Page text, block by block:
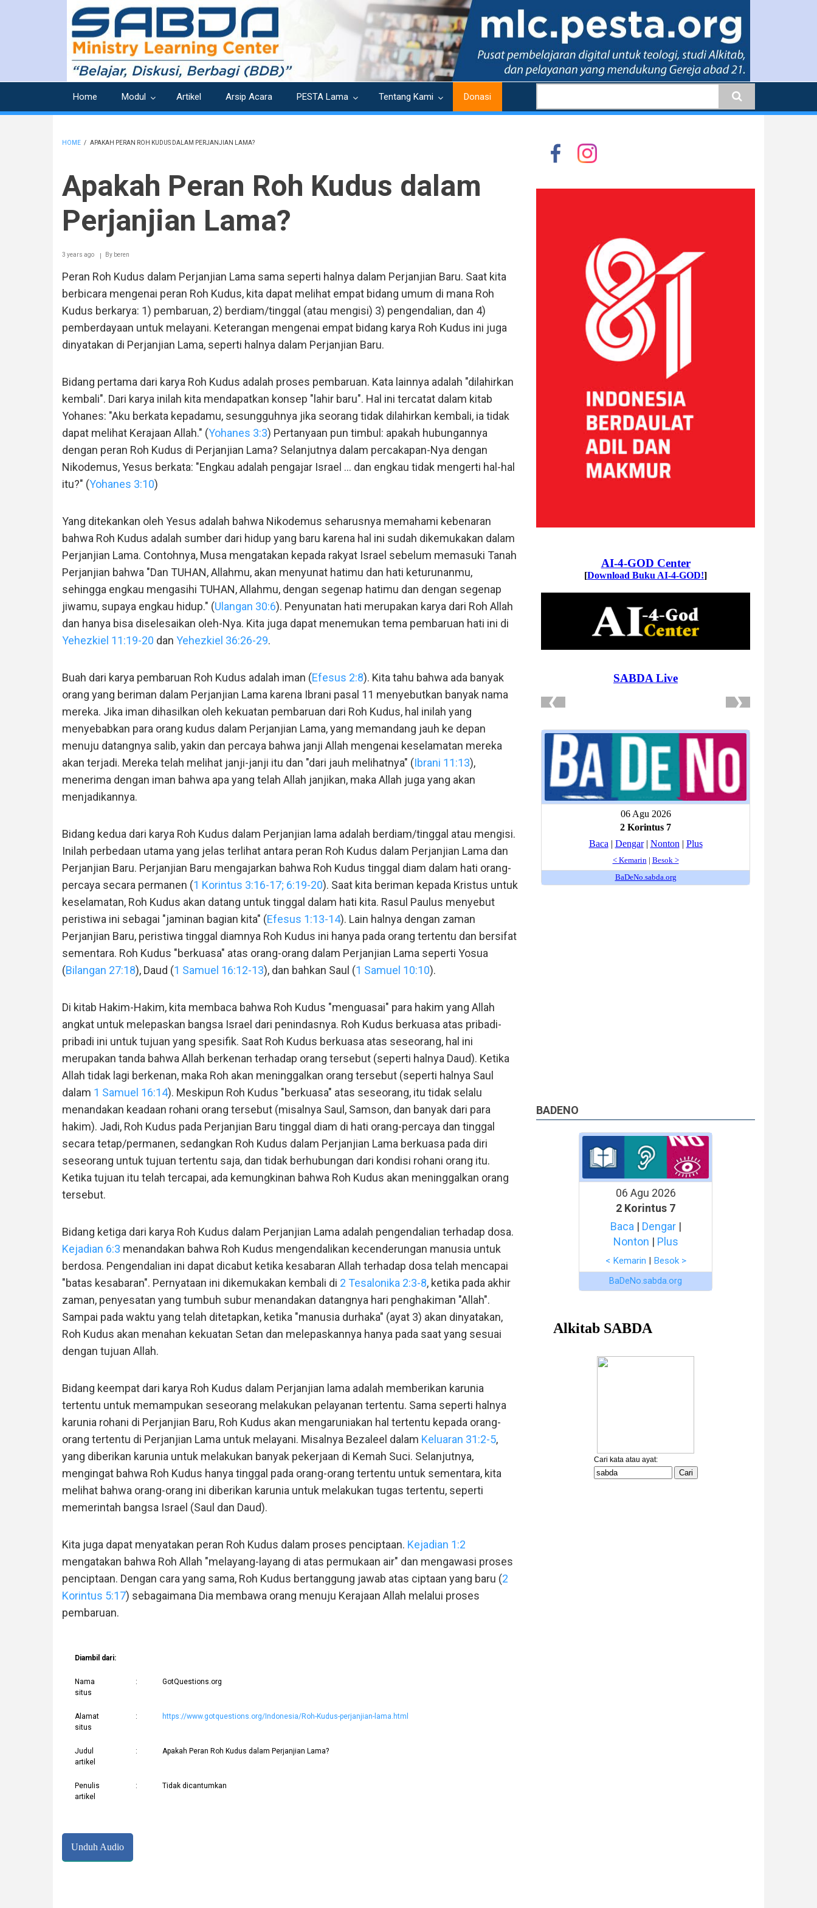
Home Modul Artikel Arsip Acara PESTA Lama Tentang Kami Donasi
HOME / APAKAH PERAN ROH KUDUS DALAM PERJANJIAN LAMA?
Apakah Peran Roh Kudus dalam
Perjanjian Lama?
3 years ago By beren
Peran Roh Kudus dalam Perjanjian Lama sama seperti halnya dalam Perjanjian Baru. Saat kita
berbicara mengenai peran Roh Kudus, kita dapat melihat empat bidang umum di mana Roh
Kudus berkarya: 1) pembaruan, 2) berdiam/tinggal (atau mengisi) 3) pengendalian, dan 4)
pemberdayaan untuk melayani. Keterangan mengenai empat bidang karya Roh Kudus ini juga
dinyatakan di Perjanjian Lama, seperti halnya dalam Perjanjian Baru.
Bidang pertama dari karya Roh Kudus adalah proses pembaruan. Kata lainnya adalah "dilahirkan
kembali". Dari karya inilah kita mendapatkan konsep "lahir baru". Hal ini tercatat dalam kitab
Yohanes: "Aku berkata kepadamu, sesungguhnya jika seorang tidak dilahirkan kembali, ia tidak
dapat melihat Kerajaan Allah." (Yohanes 3:3) Pertanyaan pun timbul: apakah hubungannya
dengan peran Roh Kudus di Perjanjian Lama? Selanjutnya dalam percakapan-Nya dengan
Nikodemus, Yesus berkata: "Engkau adalah pengajar Israel ... dan engkau tidak mengerti hal-hal
itu?" (Yohanes 3:10)
Yang ditekankan oleh Yesus adalah bahwa Nikodemus seharusnya memahami kebenaran
bahwa Roh Kudus adalah sumber dari hidup yang baru karena hal ini sudah dikemukakan dalam
Perjanjian Lama. Contohnya, Musa mengatakan kepada rakyat Israel sebelum memasuki Tanah
Perjanjian bahwa "Dan TUHAN, Allahmu, akan menyunat hatimu dan hati keturunanmu,
sehingga engkau mengasihi TUHAN, Allahmu, dengan segenap hatimu dan dengan segenap
jiwamu, supaya engkau hidup." (Ulangan 30:6). Penyunatan hati merupakan karya dari Roh Allah
dan hanya bisa diselesaikan oleh-Nya. Kita juga dapat menemukan tema pembaruan hati ini di
Yehezkiel 11:19-20 dan Yehezkiel 36:26-29.
Buah dari karya pembaruan Roh Kudus adalah iman (Efesus 2:8). Kita tahu bahwa ada banyak
orang yang beriman dalam Perjanjian Lama karena Ibrani pasal 11 menyebutkan banyak nama
mereka. Jika iman dihasilkan oleh kekuatan pembaruan dari Roh Kudus, hal inilah yang
menyebabkan para orang kudus dalam Perjanjian Lama, yang memandang jauh ke depan
menuju datangnya salib, yakin dan percaya bahwa janji Allah mengenai keselamatan mereka
akan terjadi. Mereka telah melihat janji-janji itu dan "dari jauh melihatnya" (Ibrani 11:13),
menerima dengan iman bahwa apa yang telah Allah janjikan, maka Allah juga yang akan
menjadikannya.
Bidang kedua dari karya Roh Kudus dalam Perjanjian lama adalah berdiam/tinggal atau mengisi.
Inilah perbedaan utama yang jelas terlihat antara peran Roh Kudus dalam Perjanjian Lama dan
Perjanjian Baru. Perjanjian Baru mengajarkan bahwa Roh Kudus tinggal diam dalam hati orang-
percaya secara permanen (1 Korintus 3:16-17; 6:19-20). Saat kita beriman kepada Kristus untuk
keselamatan, Roh Kudus akan datang untuk tinggal dalam hati kita. Rasul Paulus menyebut
peristiwa ini sebagai "jaminan bagian kita" (Efesus 1:13-14). Lain halnya dengan zaman
Perjanjian Baru, peristiwa tinggal diamnya Roh Kudus ini hanya pada orang tertentu dan bersifat
sementara. Roh Kudus "berkuasa" atas orang-orang dalam Perjanjian Lama seperti Yosua
(Bilangan 27:18), Daud (1 Samuel 16:12-13), dan bahkan Saul (1 Samuel 10:10).
Di kitab Hakim-Hakim, kita membaca bahwa Roh Kudus "menguasai" para hakim yang Allah
angkat untuk melepaskan bangsa Israel dari penindasnya. Roh Kudus berkuasa atas pribadi-
pribadi ini untuk tujuan yang spesifik. Saat Roh Kudus berkuasa atas seseorang, hal ini
merupakan tanda bahwa Allah berkenan terhadap orang tersebut (seperti halnya Daud). Ketika
Allah tidak lagi berkenan, maka Roh akan meninggalkan orang tersebut (seperti halnya Saul
dalam 1 Samuel 16:14). Meskipun Roh Kudus "berkuasa" atas seseorang, itu tidak selalu
menandakan keadaan rohani orang tersebut (misalnya Saul, Samson, dan banyak dari para
hakim). Jadi, Roh Kudus pada Perjanjian Baru tinggal diam di hati orang-percaya dan tinggal
secara tetap/permanen, sedangkan Roh Kudus dalam Perjanjian Lama berkuasa pada diri
seseorang untuk tujuan tertentu saja, dan tidak berhubungan dari kondisi rohani orang itu.
Ketika tujuan itu telah tercapai, ada kemungkinan bahwa Roh Kudus akan meninggalkan orang
tersebut.
Bidang ketiga dari karya Roh Kudus dalam Perjanjian Lama adalah pengendalian terhadap dosa.
Kejadian 6:3 menandakan bahwa Roh Kudus mengendalikan kecenderungan manusia untuk
berdosa. Pengendalian ini dapat dicabut ketika kesabaran Allah terhadap dosa telah mencapai
"batas kesabaran". Pernyataan ini dikemukakan kembali di 2 Tesalonika 2:3-8, ketika pada akhir
zaman, penyesatan yang tumbuh subur menandakan datangnya hari penghakiman "Allah".
Sampai pada waktu yang telah ditetapkan, ketika "manusia durhaka" (ayat 3) akan dinyatakan,
Roh Kudus akan menahan kekuatan Setan dan melepaskannya hanya pada saat yang sesuai
dengan tujuan Allah.
Bidang keempat dari karya Roh Kudus dalam Perjanjian lama adalah memberikan karunia
tertentu untuk memampukan seseorang melakukan pelayanan tertentu. Sama seperti halnya
karunia rohani di Perjanjian Baru, Roh Kudus akan mengaruniakan hal tertentu kepada orang-
orang tertentu di Perjanjian Lama untuk melayani. Misalnya Bezaleel dalam Keluaran 31:2-5,
yang diberikan karunia untuk melakukan banyak pekerjaan di Kemah Suci. Selanjutnya,
mengingat bahwa Roh Kudus hanya tinggal pada orang-orang tertentu untuk sementara, kita
melihat bahwa orang-orang ini diberikan karunia untuk melakukan tugas tertentu, seperti
memerintah bangsa Israel (Saul dan Daud).
Kita juga dapat menyatakan peran Roh Kudus dalam proses penciptaan. Kejadian 1:2
mengatakan bahwa Roh Allah "melayang-layang di atas permukaan air" dan mengawasi proses
penciptaan. Dengan cara yang sama, Roh Kudus bertanggung jawab atas ciptaan yang baru (2
Korintus 5:17) sebagaimana Dia membawa orang menuju Kerajaan Allah melalui proses
pembaruan.
Diambil dari:
Nama
situs
: GotQuestions.org
Alamat
situs
: https://www.gotquestions.org/Indonesia/Roh-Kudus-perjanjian-lama.html
Judul
artikel
: Apakah Peran Roh Kudus dalam Perjanjian Lama?
Penulis
artikel
: Tidak dicantumkan
Unduh Audio
BADENO
06 Agu 2026
2 Korintus 7
Baca | Dengar|
Nonton | Plus
< Kemarin | Besok >
BaDeNo.sabda.org